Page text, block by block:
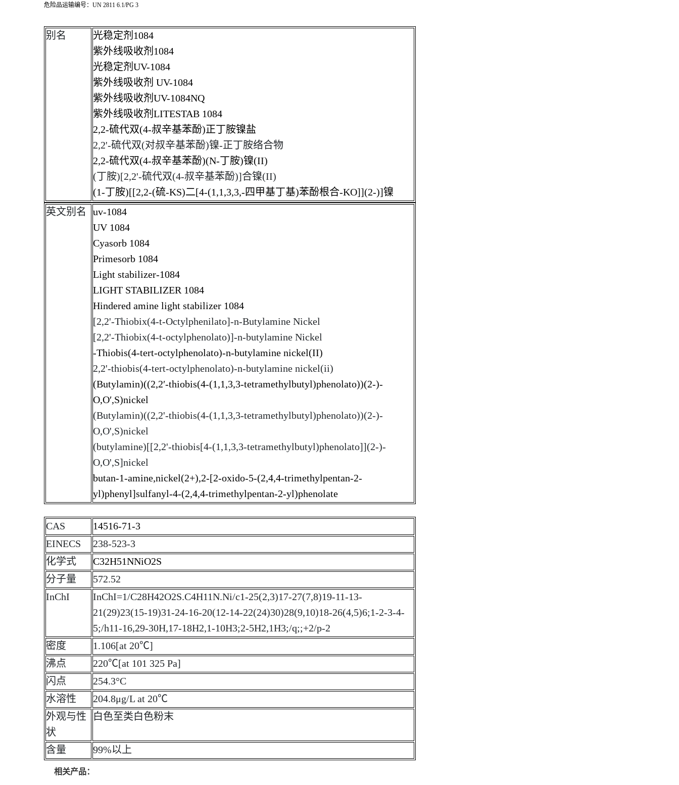
危险品运输编号：UN 2811 6.1/PG 3
别名 光稳定剂 1084
紫外线吸收剂 1084
光稳定剂 UV-1084
紫外线吸收剂 UV-1084
紫外线吸收剂 UV-1084NQ
紫外线吸收剂 LITESTAB 1084
2,2-硫代双(4-叔辛基苯酚)正丁胺镍盐
2,2'-硫代双(对叔辛基苯酚)镍-正丁胺络合物
2,2-硫代双(4-叔辛基苯酚)(N-丁胺)镍(II)
(丁胺)[2,2'-硫代双(4-叔辛基苯酚)]合镍(II)
(1-丁胺)[[2,2-(硫-KS)二[4-(1,1,3,3,-四甲基丁基)苯酚根合-KO]](2-)]镍
英文别名
uv-1084
UV 1084
Cyasorb 1084
Primesorb 1084
Light stabilizer-1084
LIGHT STABILIZER 1084
Hindered amine light stabilizer 1084
[2,2'-Thiobix(4-t-Octylphenilato]-n-Butylamine Nickel
[2,2'-Thiobix(4-t-octylphenolato)]-n-butylamine Nickel
-Thiobis(4-tert-octylphenolato)-n-butylamine nickel(II)
2,2'-thiobis(4-tert-octylphenolato)-n-butylamine nickel(ii)
(Butylamin)((2,2′-thiobis(4-(1,1,3,3-tetramethylbutyl)phenolato))(2-)-
O,O′,S)nickel
(Butylamin)((2,2'-thiobis(4-(1,1,3,3-tetramethylbutyl)phenolato))(2-)-
O,O',S)nickel
(butylamine)[[2,2'-thiobis[4-(1,1,3,3-tetramethylbutyl)phenolato]](2-)-
O,O',S]nickel
butan-1-amine,nickel(2+),2-[2-oxido-5-(2,4,4-trimethylpentan-2-
yl)phenyl]sulfanyl-4-(2,4,4-trimethylpentan-2-yl)phenolate
CAS
14516-71-3
EINECS
238-523-3
化学式
C32H51NNiO2S
分子量
572.52
InChI
InChI=1/C28H42O2S.C4H11N.Ni/c1-25(2,3)17-27(7,8)19-11-13-
21(29)23(15-19)31-24-16-20(12-14-22(24)30)28(9,10)18-26(4,5)6;1-2-3-4-
5;/h11-16,29-30H,17-18H2,1-10H3;2-5H2,1H3;/q;;+2/p-2
密度
1.106[at 20℃]
沸点
220℃[at 101 325 Pa]
闪点
254.3°C
水溶性
204.8μg/L at 20℃
外观与性
状
白色至类白色粉末
含量 99%以上
相关产品：